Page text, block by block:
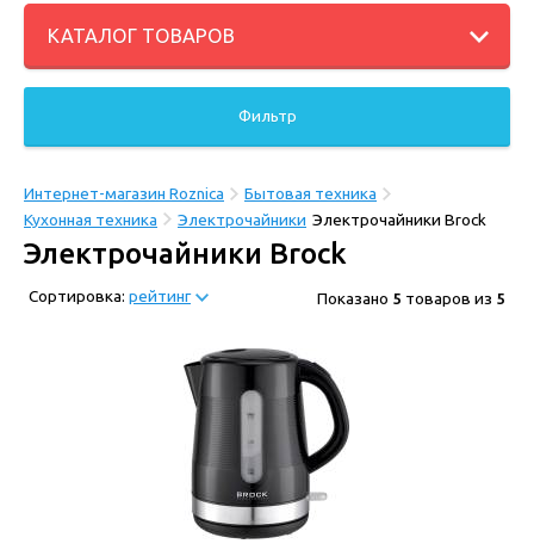
КАТАЛОГ ТОВАРОВ
Фильтр
Интернет-магазин Roznica
Бытовая техника
Кухонная техника
Электрочайники Электрочайники Brock
Электрочайники Brock
Сортировка: рейтинг Показано 5 товаров из 5